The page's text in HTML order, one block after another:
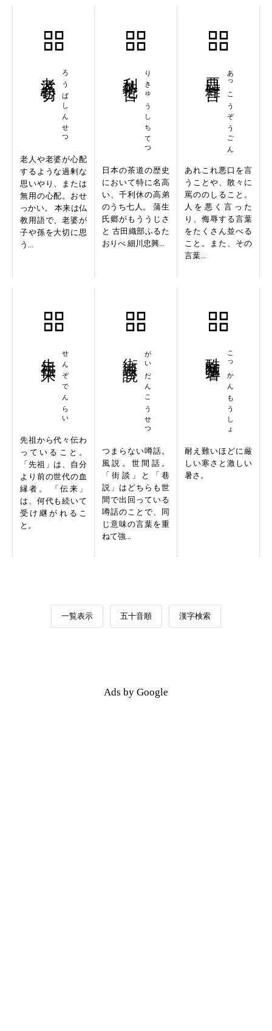
ろうばしんせつ
老人や老婆が心配
するような過剰な
思いやり、または
無用の心配。おせ
っかい。 本来は仏
教用語で、老婆が
子や孫を大切に思
う...
りきゅうしちてつ
日本の茶道の歴史
において特に名高
い、千利休の高弟
のうち七人。 蒲生
氏郷がもううじさ
と 古田織部ふるた
おりべ 細川忠興...
あっこうぞうごん
あれこれ悪口を言
うことや、散々に
罵ののしること。
人を悪く言った
り、侮辱する言葉
をたくさん並べる
こと。また、その
言葉...
せんぞでんらい
先祖から代々伝わ
っていること。
「先祖」は、自分
より前の世代の血
縁者。 「伝来」
は、何代も続いて
受け継がれるこ
と。
がいだんこうせつ
つまらない噂話。
風説。世間話。
「街談」と「巷
説」はどちらも世
間で出回っている
噂話のことで、同
じ意味の言葉を重
ねて強...
こっかんもうしょ
耐え難いほどに厳
しい寒さと激しい
暑さ。
一覧表示 五十音順 漢字検索
Ads by Google